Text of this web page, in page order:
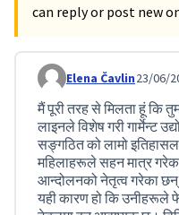
can reply or post new
Comment 207 (reply to
Elena Čavlin23/06/
मैं पूरी तरह से मिलता हूं कि
लाइनले विशेष गरी गार्मेन्ट
सङ्गठित को लामो
महिलाहरूले सहन मात्र
आन्दोलनको नेतृत्व गरेका
यही कारण हो कि उनीहरूले